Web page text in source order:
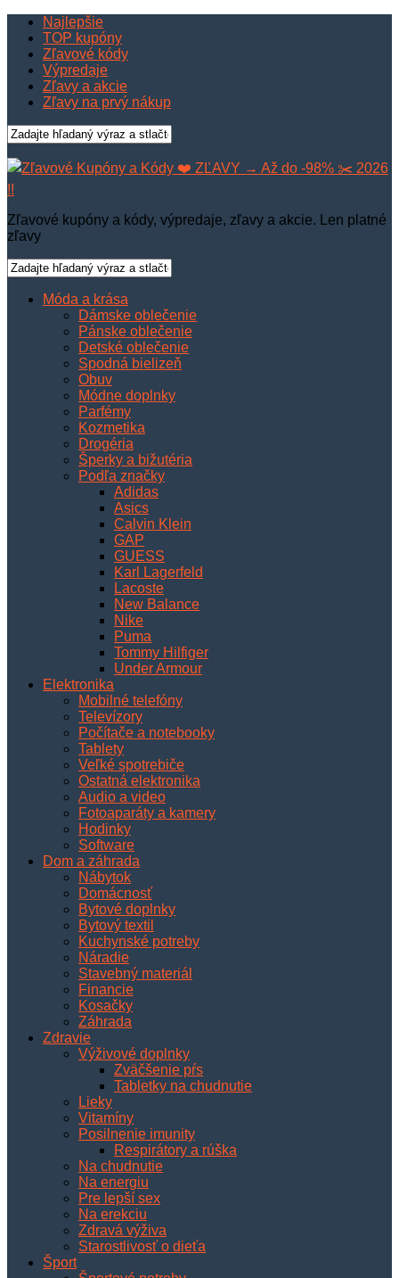
Najlepšie
TOP kupóny
Zľavové kódy
Výpredaje
Zľavy a akcie
Zľavy na prvý nákup
Zľavové kupóny a kódy, výpredaje, zľavy a akcie. Len platné
zľavy
Móda a krása
Dámske oblečenie
Pánske oblečenie
Detské oblečenie
Spodná bielizeň
Obuv
Módne doplnky
Parfémy
Kozmetika
Drogéria
Šperky a bižutéria
Podľa značky
Adidas
Asics
Calvin Klein
GAP
GUESS
Karl Lagerfeld
Lacoste
New Balance
Nike
Puma
Tommy Hilfiger
Under Armour
Elektronika
Mobilné telefóny
Televízory
Počítače a notebooky
Tablety
Veľké spotrebiče
Ostatná elektronika
Audio a video
Fotoaparáty a kamery
Hodinky
Software
Dom a záhrada
Nábytok
Domácnosť
Bytové doplnky
Bytový textil
Kuchynské potreby
Náradie
Stavebný materiál
Financie
Kosačky
Záhrada
Zdravie
Výživové doplnky
Zväčšenie pŕs
Tabletky na chudnutie
Lieky
Vitamíny
Posilnenie imunity
Respirátory a rúška
Na chudnutie
Na energiu
Pre lepší sex
Na erekciu
Zdravá výživa
Starostlivosť o dieťa
Šport